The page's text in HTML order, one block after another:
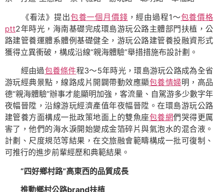
《看法》提出包養一個月價錢 ，經由過程1～包養價格
ptt2年時光，海南基礎完成環島游玩公路主體部門扶植，公
路建管養運體系體例基礎健全，游玩公路建管養投融資形式
獲得立異衝破，構成沿線“親海體驗”舉措措施布設計劃。
經由過包養條件程3～5年時光，環島游玩公路成為全省
游玩經典景點，線路成片開闢帶動效應顯包養情婦明，高品
德“親海體驗”辦事才能顯明加強，客流量、自駕游多少數字年
夜幅晉陞，沿線游玩經濟產值年夜幅晉陞。在環島游玩公路
建管養方面構成一批政策地面上的雙魚座包養網們哭得更厲
害了，他們的海水淚開始變成金箔碎片與氣泡水的混合液。
計劃、尺度規范等結果，在交旅融會範疇構成一批可復制、
可推行的進步前輩經歷和典範結果。
“四好鄉村路”高東西的品質成長
推動鄉村公路brand扶植